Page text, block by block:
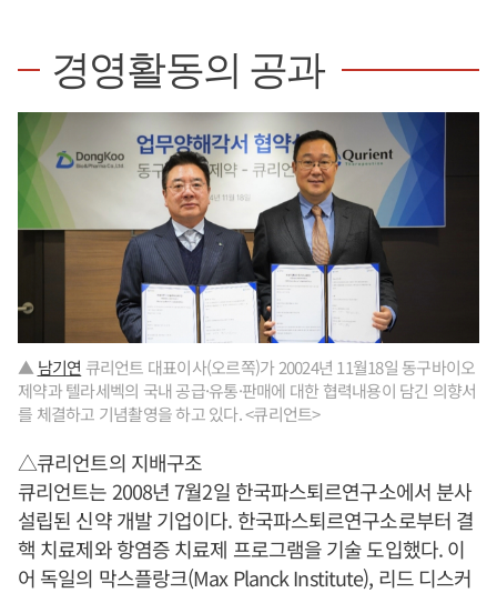
경영활동의 공과
▲ 남기연 큐리언트 대표이사(오르쪽)가 20024년 11월18일 동구바이오
제약과 텔라세벡의 국내 공급·유통·판매에 대한 협력내용이 담긴 의향서
를 체결하고 기념촬영을 하고 있다. <큐리언트>
△큐리언트의 지배구조
큐리언트는 2008년 7월2일 한국파스퇴르연구소에서 분사
설립된 신약 개발 기업이다. 한국파스퇴르연구소로부터 결
핵 치료제와 항염증 치료제 프로그램을 기술 도입했다. 이
어 독일의 막스플랑크(Max Planck Institute), 리드 디스커